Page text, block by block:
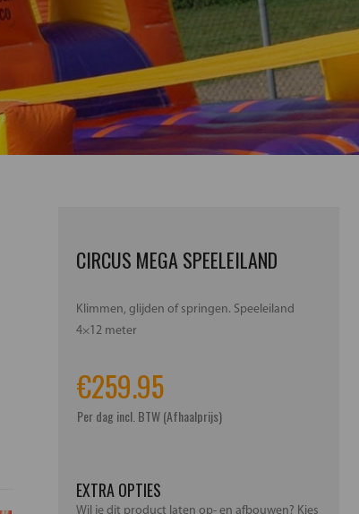
CIRCUS MEGA SPEELEILAND
Klimmen, glijden of springen. Speeleiland
4×12 meter
€259.95
Per dag incl. BTW (Afhaalprijs)
EXTRA OPTIES
Wil je dit product laten op- en afbouwen? Kies